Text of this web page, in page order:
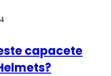
capacete